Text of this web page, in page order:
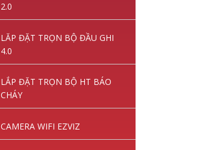
2.0
LĂP ĐẶT TRỌN BỘ ĐẦU GHI
4.0
LẮP ĐẶT TRỌN BỘ HT BÁO
CHÁY
CAMERA WIFI EZVIZ